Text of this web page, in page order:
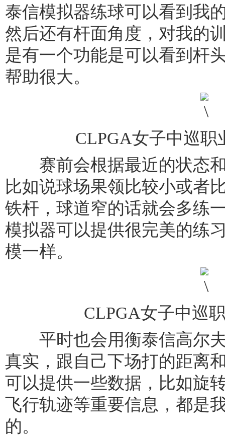
泰信模拟器练球可以看到我
然后还有杆面角度，对我的
是有一个功能是可以看到杆
帮助很大。
CLPGA女子中巡职
赛前会根据最近的状态和
比如说球场果领比较小或者
铁杆，球道窄的话就会多练
模拟器可以提供很完美的练
模一样。
CLPGA女子中巡
平时也会用衡泰信高尔夫
真实，跟自己下场打的距离
可以提供一些数据，比如旋
飞行轨迹等重要信息，都是
的。